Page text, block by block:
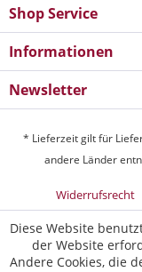
Shop Service
Informationen
Newsletter
* Lieferzeit gilt für
andere Länder
Widerrufsrecht
Diese Website
der Website
Andere Cookies, die